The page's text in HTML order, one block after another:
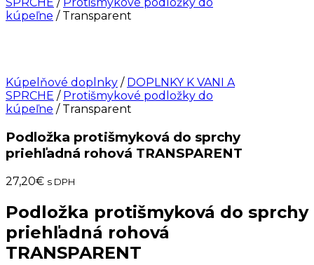
kúpeľne / Transparent
Kúpelňové doplnky / DOPLNKY K VANI A
SPRCHE / Protišmykové podložky do
kúpeľne / Transparent
Podložka protišmyková do sprchy
priehľadná rohová TRANSPARENT
27,20€ s DPH
Podložka protišmyková do sprchy
priehľadná rohová
TRANSPARENT